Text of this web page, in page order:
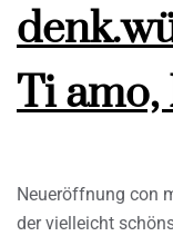
Ti
Neueröffnung con
der vielleicht